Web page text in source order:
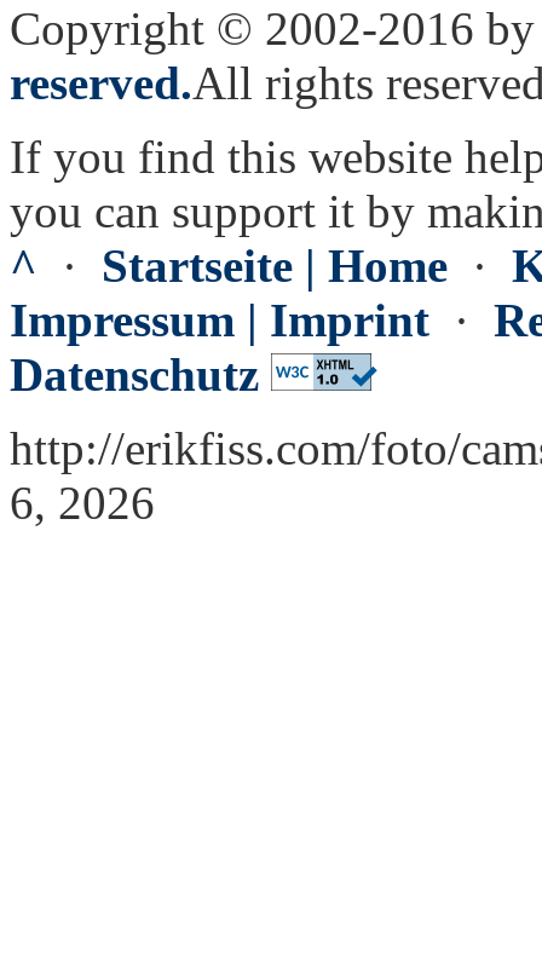
Copyright © 2002-2016
reserved.All rights
If you find this website
you can support it by
^ · Startseite | Home ·
Impressum | Imprint ·
Datenschutz
http://erikfiss.com/foto/
6, 2026